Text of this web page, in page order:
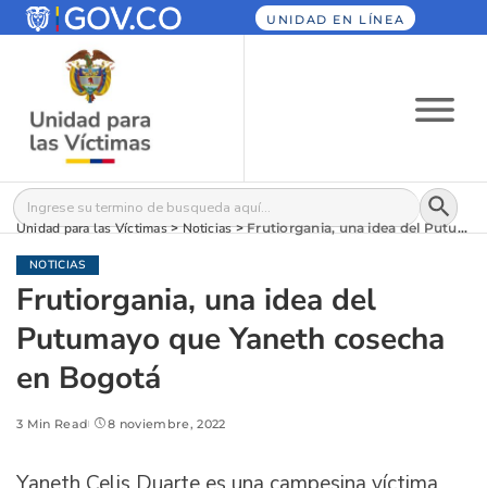
UNIDAD EN LÍNEA
Buscar: Botón
Unidad para las Víctimas>Noticias>Frutiorgania, una idea del Putumayo que Yaneth cosecha en Bogotá
NOTICIAS
Frutiorgania, una idea del
Putumayo que Yaneth cosecha
en Bogotá
3 Min Read 8 noviembre, 2022